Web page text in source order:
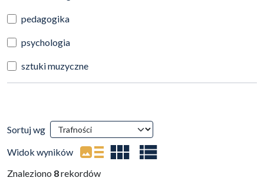
pedagogika
psychologia
sztuki muzyczne
Wyniki wyszukiwania
Sortuj wg
(automatyczne przeładowanie treści)
Widok wyników
Znaleziono 8rekordów